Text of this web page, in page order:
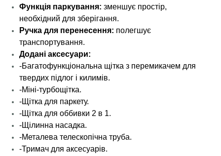
Функція паркування: зменшує простір,
необхідний для зберігання.
Ручка для перенесення: полегшує
транспортування.
Додані аксесуари:
-Багатофункціональна щітка з перемикачем для
твердих підлог і килимів.
-Міні-турбощітка.
-Щітка для паркету.
-Щітка для оббивки 2 в 1.
-Щілинна насадка.
-Металева телескопічна труба.
-Тримач для аксесуарів.